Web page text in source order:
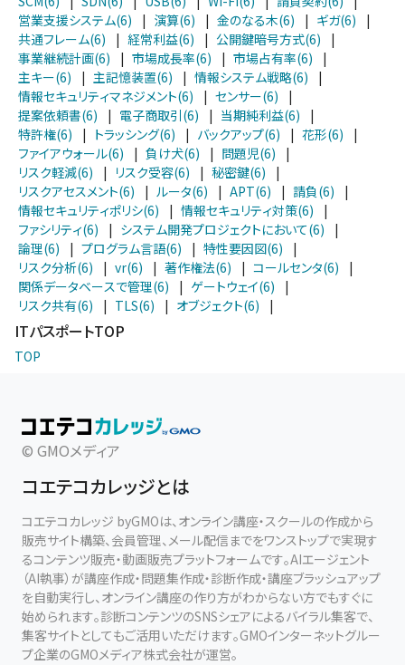
営業支援システム(6)
| 演算(6) | 金のなる木(6) | ギガ(6)
|
共通フレーム(6)
| 経常利益(6) | 公開鍵暗号方式(6)
|
事業継続計画(6)
| 市場成長率(6) | 市場占有率(6)
|
主キー(6)
| 主記憶装置(6) | 情報システム戦略(6)
|
情報セキュリティマネジメント(6)
| センサー(6)
|
提案依頼書(6)
| 電子商取引(6) | 当期純利益(6)
|
特許権(6)
| トラッシング(6) | バックアップ(6) | 花形(6)
|
ファイアウォール(6)
| 負け犬(6) | 問題児(6)
|
リスク軽減(6)
| リスク受容(6) | 秘密鍵(6)
|
リスクアセスメント(6)
| ルータ(6) | APT(6) | 請負(6)
|
情報セキュリティポリシ(6)
| 情報セキュリティ対策(6)
|
ファシリティ(6)
| システム開発プロジェクトにおいて(6)
|
論理(6)
| プログラム言語(6) | 特性要因図(6)
|
リスク分析(6)
| vr(6) | 著作権法(6) | コールセンタ(6)
|
関係データベースで管理(6)
| ゲートウェイ(6)
|
リスク共有(6)
| TLS(6) | オブジェクト(6) |
ITパスポートTOP
TOP
© GMOメディア
コエテコカレッジとは
コエテコカレッジ byGMOは、オンライン講座・スクールの作成から
販売サイト構築、会員管理、メール配信までをワンストップで実現す
るコンテンツ販売・動画販売プラットフォームです。AIエージェント
（AI執事）が講座作成・問題集作成・診断作成・講座ブラッシュアップ
を自動実行し、オンライン講座の作り方がわからない方でもすぐに
始められます。診断コンテンツのSNSシェアによるバイラル集客で、
集客サイトとしてもご活用いただけます。GMOインターネットグルー
プ企業のGMOメディア株式会社が運営。